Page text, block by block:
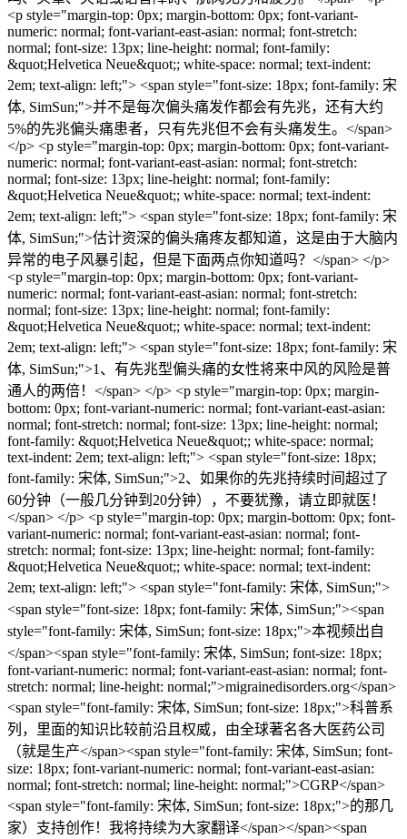
<p style="margin-top: 0px; margin-bottom: 0px; font-variant-
numeric: normal; font-variant-east-asian: normal; font-stretch:
normal; font-size: 13px; line-height: normal; font-family:
&quot;Helvetica Neue&quot;; white-space: normal; text-indent:
2em; text-align: left;"> <span style="font-size: 18px; font-family: 宋
体, SimSun;">并不是每次偏头痛发作都会有先兆，还有大约
5%的先兆偏头痛患者，只有先兆但不会有头痛发生。</span>
</p> <p style="margin-top: 0px; margin-bottom: 0px; font-variant-
numeric: normal; font-variant-east-asian: normal; font-stretch:
normal; font-size: 13px; line-height: normal; font-family:
&quot;Helvetica Neue&quot;; white-space: normal; text-indent:
2em; text-align: left;"> <span style="font-size: 18px; font-family: 宋
体, SimSun;">估计资深的偏头痛疼友都知道，这是由于大脑内
异常的电子风暴引起，但是下面两点你知道吗？</span> </p>
<p style="margin-top: 0px; margin-bottom: 0px; font-variant-
numeric: normal; font-variant-east-asian: normal; font-stretch:
normal; font-size: 13px; line-height: normal; font-family:
&quot;Helvetica Neue&quot;; white-space: normal; text-indent:
2em; text-align: left;"> <span style="font-size: 18px; font-family: 宋
体, SimSun;">1、有先兆型偏头痛的女性将来中风的风险是普
通人的两倍！</span> </p> <p style="margin-top: 0px; margin-
bottom: 0px; font-variant-numeric: normal; font-variant-east-asian:
normal; font-stretch: normal; font-size: 13px; line-height: normal;
font-family: &quot;Helvetica Neue&quot;; white-space: normal;
text-indent: 2em; text-align: left;"> <span style="font-size: 18px;
font-family: 宋体, SimSun;">2、如果你的先兆持续时间超过了
60分钟（一般几分钟到20分钟），不要犹豫，请立即就医！
</span> </p> <p style="margin-top: 0px; margin-bottom: 0px; font-
variant-numeric: normal; font-variant-east-asian: normal; font-
stretch: normal; font-size: 13px; line-height: normal; font-family:
&quot;Helvetica Neue&quot;; white-space: normal; text-indent:
2em; text-align: left;"> <span style="font-family: 宋体, SimSun;">
<span style="font-size: 18px; font-family: 宋体, SimSun;"><span
style="font-family: 宋体, SimSun; font-size: 18px;">本视频出自
</span><span style="font-family: 宋体, SimSun; font-size: 18px;
font-variant-numeric: normal; font-variant-east-asian: normal; font-
stretch: normal; line-height: normal;">migrainedisorders.org</span>
<span style="font-family: 宋体, SimSun; font-size: 18px;">科普系
列，里面的知识比较前沿且权威，由全球著名各大医药公司
（就是生产</span><span style="font-family: 宋体, SimSun; font-
size: 18px; font-variant-numeric: normal; font-variant-east-asian:
normal; font-stretch: normal; line-height: normal;">CGRP</span>
<span style="font-family: 宋体, SimSun; font-size: 18px;">的那几
家）支持创作！我将持续为大家翻译</span></span><span